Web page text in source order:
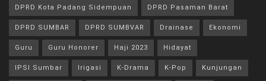
DPRD Kota Padang Sidempuan DPRD Pasaman Barat
DPRD SUMBAR DPRD SUMBVAR Drainase Ekonomi
Guru Guru Honorer Haji 2023 Hidayat
IPSI Sumbar Irigasi K-Drama K-Pop Kunjungan